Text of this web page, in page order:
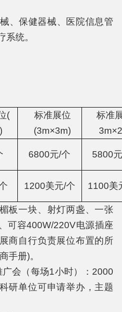
、保健器械、医院信息管
系统。
(
标准展位
(3m×3m)
标准
6800元/个 5800
1200美元/个 1100美
板一块、射灯两盏、一张
可容400W/220V电源插座
商自行负责展位布置的所
手册)。
会（每场1小时）：2000
研单位可申请举办，主题